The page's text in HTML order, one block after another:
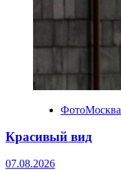
ФотоМосква
Красивый вид
07.08.2026